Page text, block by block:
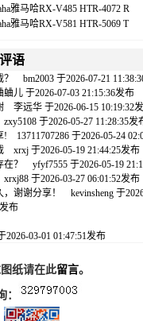
雅马哈RX-V485 HTR-4072 R
雅马哈RX-V581 HTR-5069 T
语
bm2003 于2026-07-21
蛐儿 于2026-07-03 21:15:36发布
李远华 于2026-06-15 10:19:32
zxy5108 于2026-05-27 11:28:35发
!
13711707286 于2026-05-24
xrxj 于2026-05-19 21:44:25发布
？
yfyf7555 于2026-05-19
xrxj88 于2026-03-27 06:01:52发布
谢谢分享！
kevinsheng 于
布
2026-03-01 01:47:51发布
纸请在此留言。
：